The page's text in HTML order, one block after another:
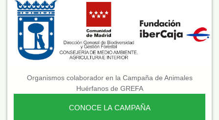
Organismos colaborador en la Campaña de Animales
Huérfanos de GREFA
CONOCE LA CAMPAÑA